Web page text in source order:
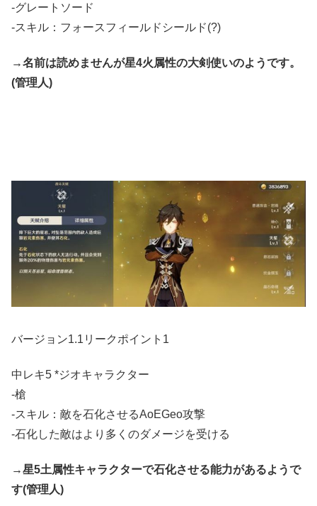
-グレートソード
-スキル：フォースフィールドシールド(?)
→名前は読めませんが星4火属性の大剣使いのようです。
(管理人)
バージョン1.1リークポイント1
中レキ5 *ジオキャラクター
-槍
-スキル：敵を石化させるAoEGeo攻撃
-石化した敵はより多くのダメージを受ける
→星5土属性キャラクターで石化させる能力があるようで
す(管理人)